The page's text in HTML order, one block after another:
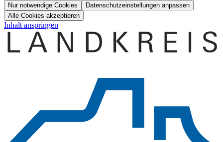
Nur notwendige Cookies
Datenschutzeinstellungen anpassen
Alle Cookies akzeptieren
Inhalt anspringen